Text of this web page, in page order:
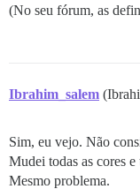
(No seu fórum, as
Ibrahim_salem
Sim, eu vejo. Não
Mudei todas as cores
Mesmo problema.